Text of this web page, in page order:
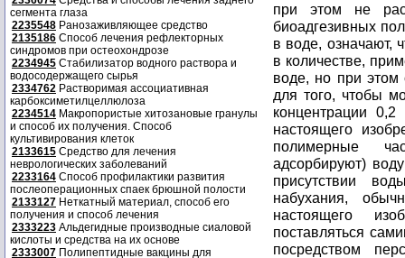
сегмента глаза
2235548 Ранозаживляющее средство
2135186 Способ лечения рефлекторных
синдромов при остеохондрозе
2234945 Стабилизатор водного раствора и
водосодержащего сырья
2334762 Растворимая ассоциативная
карбоксиметилцеллюлоза
2234514 Макропористые хитозановые гранулы
и способ их получения. Способ
культивирования клеток
2133615 Средство для лечения
неврологических заболеваний
2233164 Способ профилактики развития
послеоперационных спаек брюшной полости
2133127 Неткатный материал, способ его
получения и способ лечения
2333223 Альдегидные производные сиаловой
кислоты и средства на их основе
2333007 Полипептидные вакцины для
при этом не
биоадгезивных
в воде, означают,
в количестве,
воде, но при этом
для того, чтобы
концентрации
настоящего
полимерные
адсорбируют)
присутствии
набухания,
настоящего
поставляться
посредством